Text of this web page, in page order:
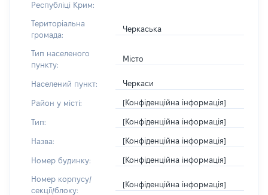
Республіці Крим:
Територіальна
громада:
Черкаська
Тип населеного
пункту:
Місто
Населений пункт: Черкаси
Район у місті: [Конфіденційна інформація]
Тип: [Конфіденційна інформація]
Назва: [Конфіденційна інформація]
Номер будинку: [Конфіденційна інформація]
Номер корпусу/
секції/блоку:
[Конфіденційна інформація]